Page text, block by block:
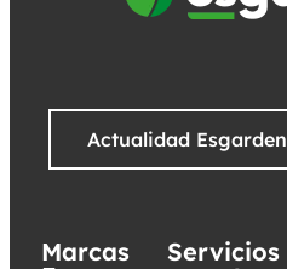
Actualidad Esgarden
Marcas
Servicios